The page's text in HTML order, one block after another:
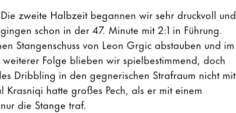
Die zweite Halbzeit begannen wir sehr druckvoll und
gingen schon in der 47. Minute mit 2:1 in Führung.
Stangenschuss von Leon Grgic abstauben und im
Folge blieben wir spielbestimmend, doch
Dribbling in den gegnerischen Strafraum nicht mit
Krasniqi hatte großes Pech, als er mit einem
die Stange traf.